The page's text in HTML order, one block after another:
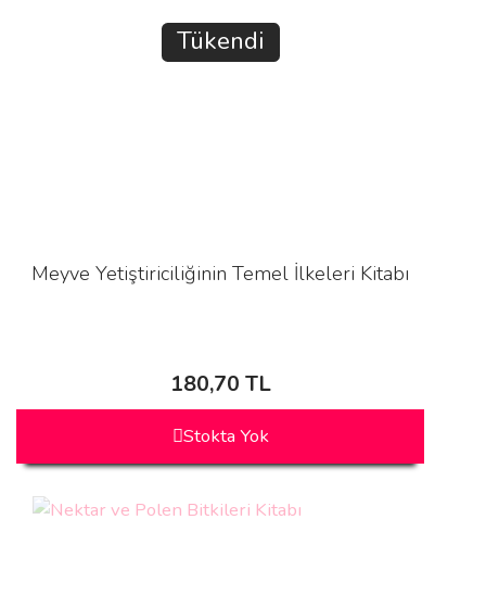
Tükendi
Meyve Yetiştiriciliğinin Temel İlkeleri Kitabı
180,70 TL
Stokta Yok